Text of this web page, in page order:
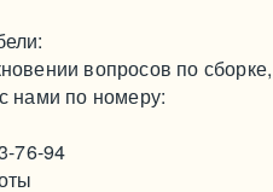
вопросов по сборке,
нами по номеру:
76-94